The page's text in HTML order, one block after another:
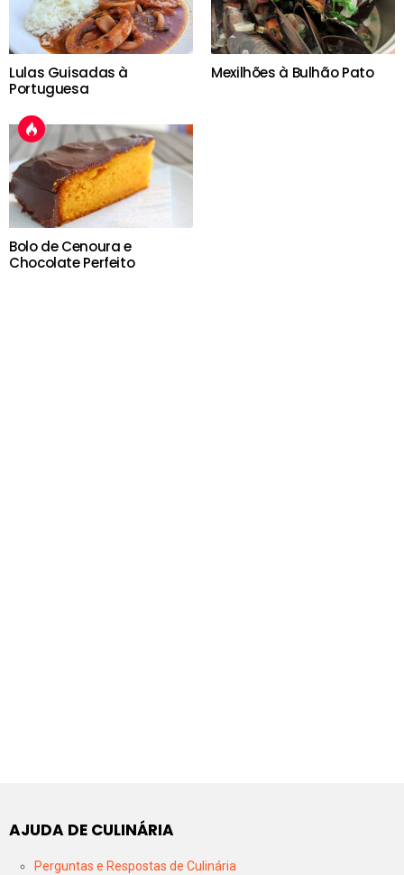
Lulas Guisadas à
Portuguesa
Mexilhões à Bulhão Pato
Bolo de Cenoura e
Chocolate Perfeito
AJUDA DE CULINÁRIA
Perguntas e Respostas de Culinária